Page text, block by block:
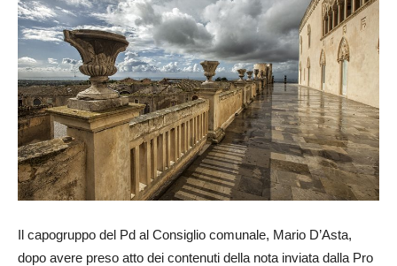
Il capogruppo del Pd al Consiglio comunale, Mario D’Asta,
dopo avere preso atto dei contenuti della nota inviata dalla Pro